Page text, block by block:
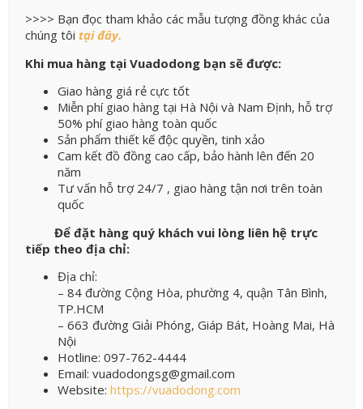
>>>> Bạn đọc tham khảo các mẫu tượng đồng khác của
chúng tôi tại đây.
Khi mua hàng tại Vuadodong bạn sẽ được:
Giao hàng giá rẻ cực tốt
Miễn phí giao hàng tại Hà Nội và Nam Định, hỗ trợ
50% phí giao hàng toàn quốc
Sản phẩm thiết kế độc quyền, tinh xảo
Cam kết đồ đồng cao cấp, bảo hành lên đến 20
năm
Tư vấn hỗ trợ 24/7 , giao hàng tận nơi trên toàn
quốc
Để đặt hàng quý khách vui lòng liên hệ trực
tiếp theo địa chỉ:
Địa chỉ:
– 84 đường Cộng Hòa, phường 4, quận Tân Bình,
TP.HCM
– 663 đường Giải Phóng, Giáp Bát, Hoàng Mai, Hà
Nội
Hotline: 097-762-4444
Email: vuadodongsg@gmail.com
Website: https://vuadodong.com